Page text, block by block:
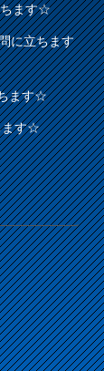
ちます☆
に立ちます
ます☆
ます☆